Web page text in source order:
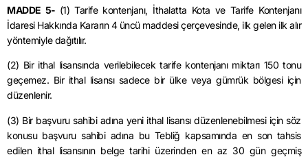
MADDE 5- (1) Tarife kontenjanı, İthalatta Kota ve Tarife Kontenjanı
İdaresi Hakkında Kararın 4 üncü maddesi çerçevesinde, ilk gelen ilk alır
yöntemiyle dağıtılır.
(2) Bir ithal lisansında verilebilecek tarife kontenjanı miktarı 150 tonu
geçemez. Bir ithal lisansı sadece bir ülke veya gümrük bölgesi için
düzenlenir.
(3) Bir başvuru sahibi adına yeni ithal lisansı düzenlenebilmesi için söz
konusu başvuru sahibi adına bu Tebliğ kapsamında en son tahsis
edilen ithal lisansının belge tarihi üzerinden en az 30 gün geçmiş